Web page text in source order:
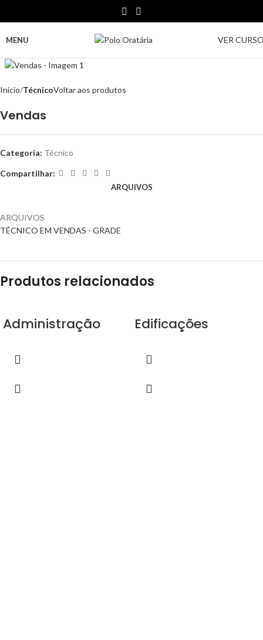
MENU VER
Início TécnicoVoltar aos produtos
Vendas
Categoria: Técnico
Compartilhar:
ARQUIVOS
ARQUIVOS
TÉCNICO EM VENDAS - GRADE
Produtos relacionados
Administração Edificações